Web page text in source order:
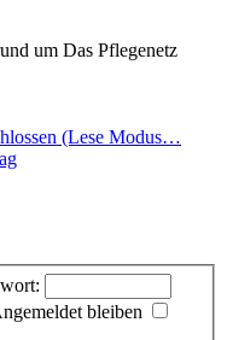
um Das Pflegenetz
(Lese Modus…
bleiben